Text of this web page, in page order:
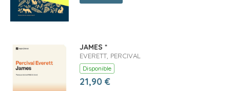
JAMES *
EVERETT, PERCIVAL
Disponible
21,90 €